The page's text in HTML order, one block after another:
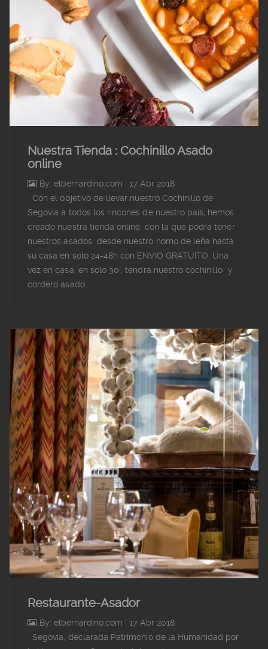
Nuestra Tienda : Cochinillo Asado
online
By: elbernardino.com
17 Abr 2018
Con el objetivo de llevar nuestro Cochinillo de
Segovia a todos los rincones de nuestro país, hemos
creado nuestra tienda online, con la que podrá tener
nuestros asados desde nuestro horno de leña hasta
su casa en solo 24-48h con ENVIO GRATUITO. Una
vez en casa, en solo 30´, tendrá nuestro cochinillo y
cordero asado…
Restaurante-Asador
By: elbernardino.com
17 Abr 2018
Segovia, declarada Patrimonio de la Humanidad por